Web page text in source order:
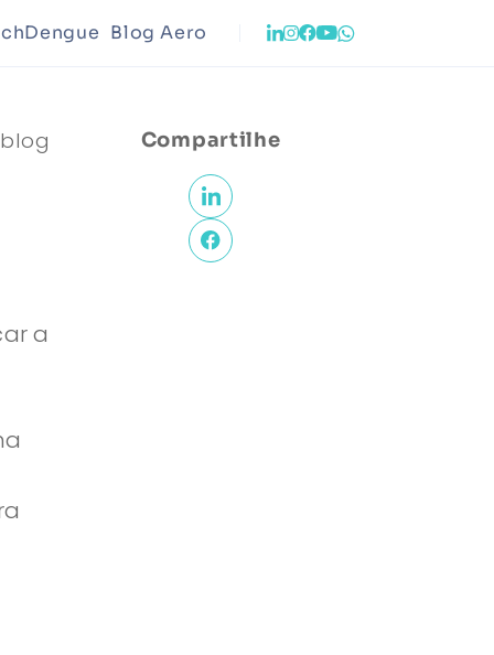
Meio Ambiente
Blog Aero
a
Compartilhe